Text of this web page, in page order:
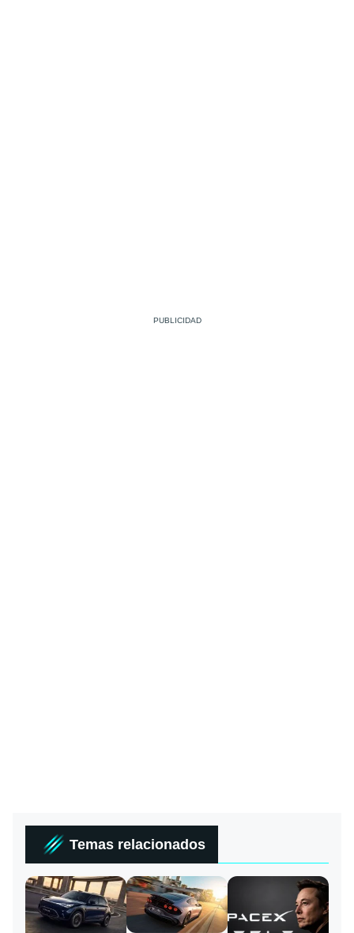
Temas relacionados